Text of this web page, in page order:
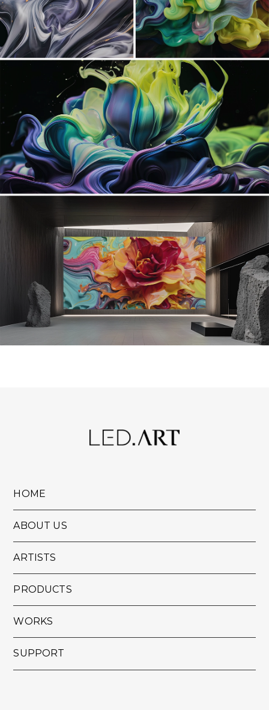
HOME
ABOUT US
ARTISTS
PRODUCTS
WORKS
SUPPORT